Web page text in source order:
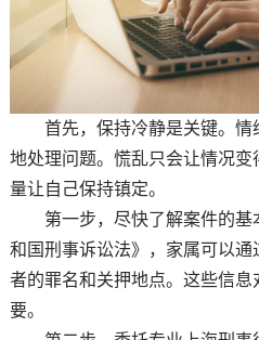
首先，保持冷静是关键。情
地处理问题。慌乱只会让情况
量让自己保持镇定。
第一步，尽快了解案件的基
和国刑事诉讼法》，家属可以
者的罪名和关押地点。这些信
要。